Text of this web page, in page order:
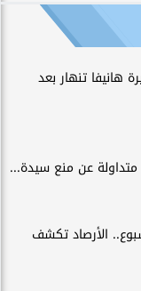
هانيفا تنهار بعد
عن منع سيدة...
الأرصاد تكشف